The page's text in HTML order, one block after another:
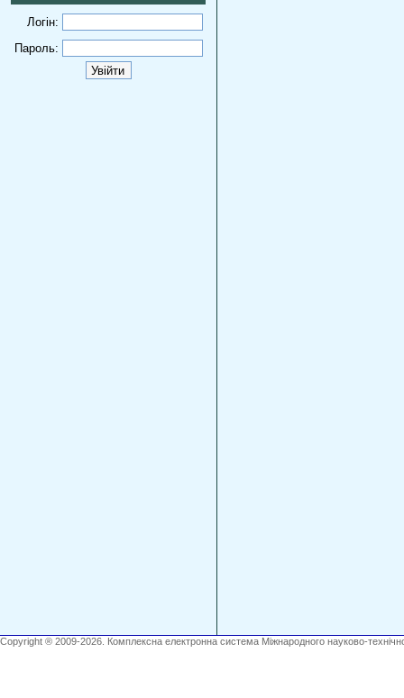
Логін:
Пароль:
Copyright ® 2009-2026. Комплексна електронна система Міжнародного науково-